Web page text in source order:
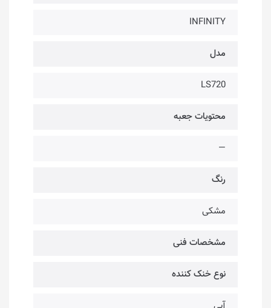
INFINITY
مدل
LS720
محتویات جعبه
—
رنگ
مشکی
مشخصات فنی
نوع خنک کننده